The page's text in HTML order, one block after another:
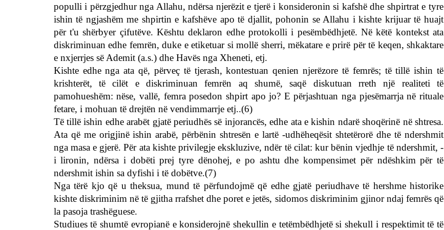
populli i përzgjedhur nga Allahu, ndërsa njerëzit e tjerë i konsideronin si kafshë dhe shpirtrat e tyre
ishin të ngjashëm me shpirtin e kafshëve apo të djallit, pohonin se Allahu i kishte krijuar të huajt
për t'u shërbyer çifutëve. Kështu deklaron edhe protokolli i pesëmbëdhjetë. Në këtë kontekst ata
diskriminuan edhe femrën, duke e etiketuar si mollë sherri, mëkatare e prirë për të keqen, shkaktare
e nxjerrjes së Ademit (a.s.) dhe Havës nga Xheneti, etj.
Kishte edhe nga ata që, përveç të tjerash, kontestuan qenien njerëzore të femrës; të tillë ishin të
krishterët, të cilët e diskriminuan femrën aq shumë, saqë diskutuan rreth një realiteti të
pamohueshëm: nëse, vallë, femra posedon shpirt apo jo? E përjashtuan nga pjesëmarrja në rituale
fetare, i mohuan të drejtën në vendimmarrje etj..(6)
Të tillë ishin edhe arabët gjatë periudhës së injorancës, edhe ata e kishin ndarë shoqërinë në shtresa.
Ata që me origjinë ishin arabë, përbënin shtresën e lartë -udhëheqësit shtetërorë dhe të ndershmit
nga masa e gjerë. Për ata kishte privilegje ekskluzive, ndër të cilat: kur bënin vjedhje të ndershmit, -
i lironin, ndërsa i dobëti prej tyre dënohej, e po ashtu dhe kompensimet për ndëshkim për të
ndershmit ishin sa dyfishi i të dobëtve.(7)
Nga tërë kjo që u theksua, mund të përfundojmë që edhe gjatë periudhave të hershme historike
kishte diskriminim në të gjitha rrafshet dhe poret e jetës, sidomos diskriminim gjinor ndaj femrës që
la pasoja trashëguese.
Studiues të shumtë evropianë e konsiderojnë shekullin e tetëmbëdhjetë si shekull i respektimit të të